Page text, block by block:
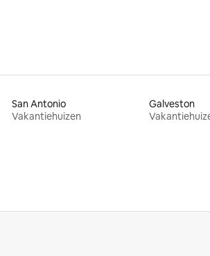
San Antonio
Vakantiehuizen
Galveston